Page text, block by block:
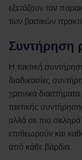
εξετάζουν τον
των βασικών
Συντήρηση
Η τακτική
διαδικασίες
χρονικά
τακτικής
αλλά σε πιο σκληρά
επιθεωρούν και
από κάθε βάρδια.